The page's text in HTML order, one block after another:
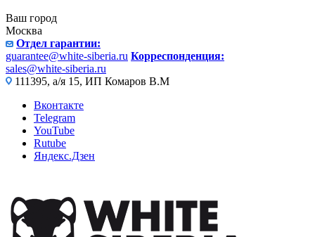
Ваш город
Москва
Отдел гарантии:
guarantee@white-siberia.ru Корреспонденция:
sales@white-siberia.ru
111395, а/я 15, ИП Комаров В.М
Вконтакте
Telegram
YouTube
Rutube
Яндекс.Дзен